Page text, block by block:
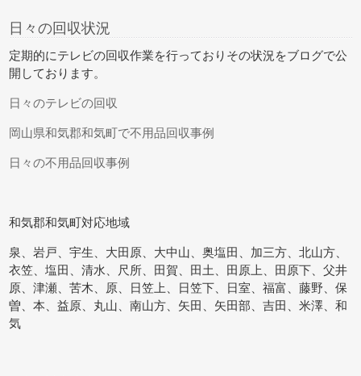
日々の回収状況
定期的にテレビの回収作業を行っておりその状況をブログで公
開しております。
日々のテレビの回収
岡山県和気郡和気町で不用品回収事例
日々の不用品回収事例
和気郡和気町対応地域
泉、岩戸、宇生、大田原、大中山、奥塩田、加三方、北山方、
衣笠、塩田、清水、尺所、田賀、田土、田原上、田原下、父井
原、津瀬、苦木、原、日笠上、日笠下、日室、福富、藤野、保
曽、本、益原、丸山、南山方、矢田、矢田部、吉田、米澤、和
気